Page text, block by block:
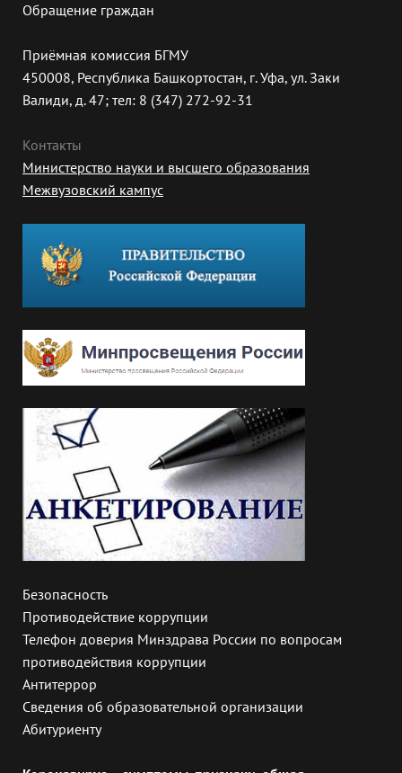
Обращение граждан
Приёмная комиссия БГМУ
450008, Республика Башкортостан, г. Уфа, ул. Заки
Валиди, д. 47; тел: 8 (347) 272-92-31
Контакты
Министерство науки и высшего образования
Межвузовский кампус
Безопасность
Противодействие коррупции
Телефон доверия Минздрава России по вопросам
противодействия коррупции
Антитеррор
Сведения об образовательной организации
Абитуриенту